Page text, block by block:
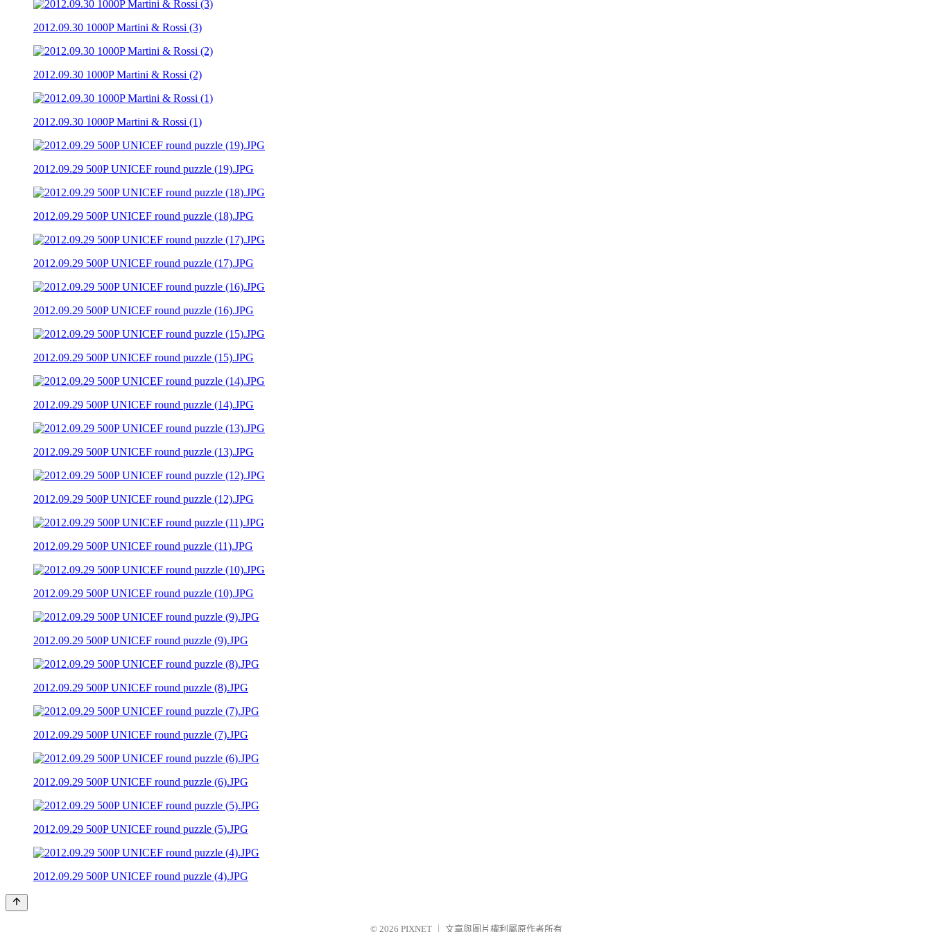
2012.09.30 1000P Martini & Rossi (3)
2012.09.30 1000P Martini & Rossi (2)
2012.09.30 1000P Martini & Rossi (1)
2012.09.29 500P UNICEF round puzzle (19).JPG
2012.09.29 500P UNICEF round puzzle (18).JPG
2012.09.29 500P UNICEF round puzzle (17).JPG
2012.09.29 500P UNICEF round puzzle (16).JPG
2012.09.29 500P UNICEF round puzzle (15).JPG
2012.09.29 500P UNICEF round puzzle (14).JPG
2012.09.29 500P UNICEF round puzzle (13).JPG
2012.09.29 500P UNICEF round puzzle (12).JPG
2012.09.29 500P UNICEF round puzzle (11).JPG
2012.09.29 500P UNICEF round puzzle (10).JPG
2012.09.29 500P UNICEF round puzzle (9).JPG
2012.09.29 500P UNICEF round puzzle (8).JPG
2012.09.29 500P UNICEF round puzzle (7).JPG
2012.09.29 500P UNICEF round puzzle (6).JPG
2012.09.29 500P UNICEF round puzzle (5).JPG
2012.09.29 500P UNICEF round puzzle (4).JPG
© 2026 PIXNET 文章與圖片權利屬原作者所有